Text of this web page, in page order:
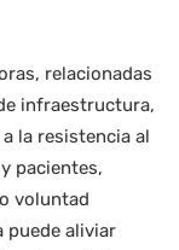
relacionadas
infraestructura,
la resistencia al
pacientes,
voluntad
puede aliviar